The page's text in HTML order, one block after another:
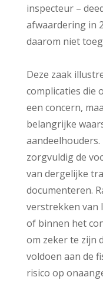
inspecteur –
afwaardering in
daarom niet
Deze zaak
complicaties die
een concern,
belangrijke
zorgvuldig de
van dergelijke
documenteren.
verstrekken van
of binnen het
om zeker te zijn
voldoen aan de
risico op